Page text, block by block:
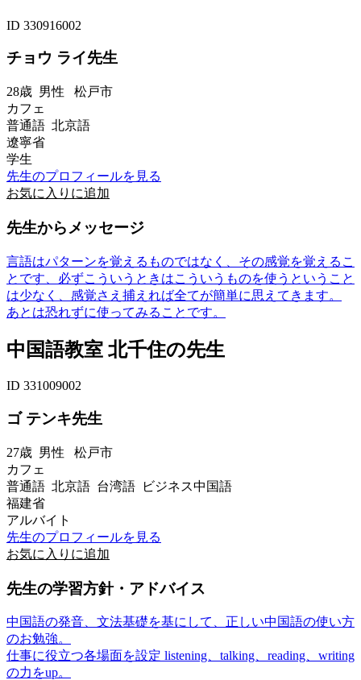
ID 330916002
チョウ ライ先生
28歳 男性 松戸市
カフェ
普通語 北京語
遼寧省
学生
先生のプロフィールを見る
お気に入りに追加
先生からメッセージ
言語はパターンを覚えるものではなく、その感覚を覚えるこ
とです、必ずこういうときはこういうものを使うということ
は少なく、感覚さえ捕えれば全てが簡単に思えてきます。
あとは恐れずに使ってみることです。
中国語教室 北千住の先生
ID 331009002
ゴ テンキ先生
27歳 男性 松戸市
カフェ
普通語 北京語 台湾語 ビジネス中国語
福建省
アルバイト
先生のプロフィールを見る
お気に入りに追加
先生の学習方針・アドバイス
中国語の発音、文法基礎を基にして、正しい中国語の使い方
のお勉強。
仕事に役立つ各場面を設定 listening、talking、reading、writing
の力をup。